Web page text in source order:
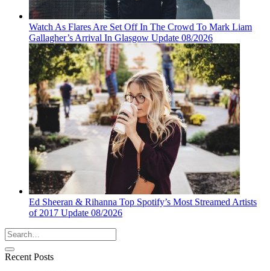
Watch As Flares Are Set Off In The Crowd To Mark Liam
Gallagher’s Arrival In Glasgow Update 08/2026
Ed Sheeran & Rihanna Top Spotify’s Most Streamed Artists
of 2017 Update 08/2026
Recent Posts